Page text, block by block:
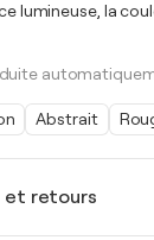
et retours
lumineuse, la
Abstrait